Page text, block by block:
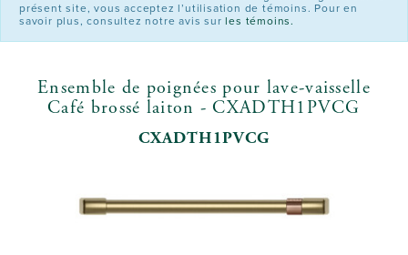
présent site, vous acceptez l’utilisation de témoins. Pour en
savoir plus, consultez notre avis sur les témoins.
Ensemble de poignées pour lave-vaisselle
Café brossé laiton - CXADTH1PVCG
CXADTH1PVCG